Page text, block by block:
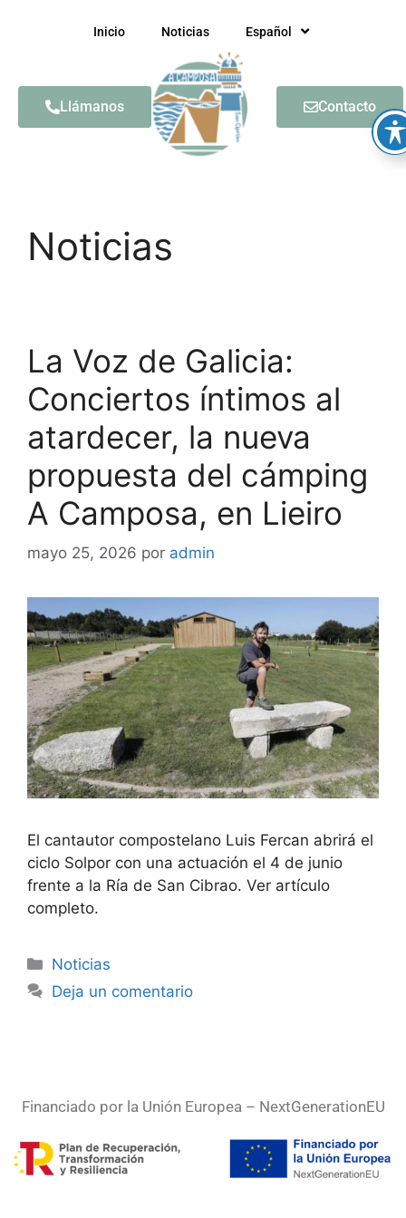
Inicio Noticias Español
Llámanos Contacto
Noticias
La Voz de Galicia:
Conciertos íntimos al
atardecer, la nueva
propuesta del cámping
A Camposa, en Lieiro
mayo 25, 2026 por admin
El cantautor compostelano Luis Fercan abrirá el
ciclo Solpor con una actuación el 4 de junio
frente a la Ría de San Cibrao. Ver artículo
completo.
Noticias
Deja un comentario
Financiado por la Unión Europea – NextGenerationEU